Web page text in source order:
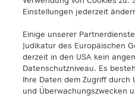
+43 5 06640
A1 Digital Spain S.L.
Calle Federico Salmón 13
28016 Madrid, España
info@a1.digital
Einstellungen jederzeit
Einige unserer
Judikatur des Europäischen
derzeit in den USA kein
Datenschutzniveau. Es
Ihre Daten dem Zugriff durch
und Überwachungszwecken